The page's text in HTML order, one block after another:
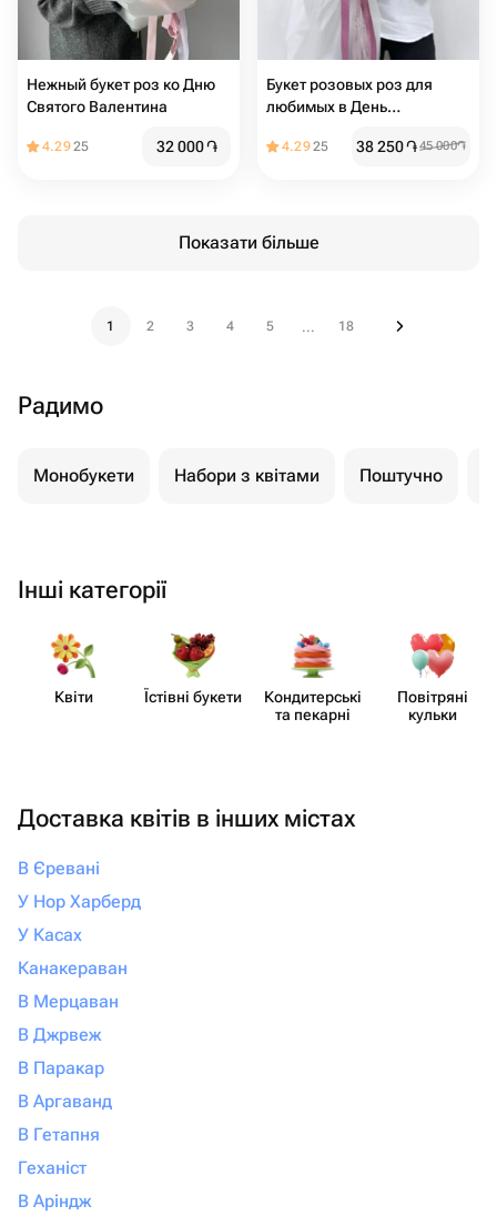
Нежный букет роз ко Дню
Святого Валентина
4.2925 32 000֏
Букет розовых роз для
любимых в День
4.2925 38 250֏45 000֏
Показати більше
1 2 3 4 5 ... 18
Радимо
Монобукети Набори з квітами Поштучно
Інші категорії
Квіти Їстівні букети
Кондит​ерські
та пекарні
Повітряні
кульки
Доставка квітів в інших містах
В Єревані
У Нор Харберд
У Касах
Канакераван
В Мерцаван
В Джрвеж
В Паракар
В Аргаванд
В Гетапня
Геханіст
В Аріндж